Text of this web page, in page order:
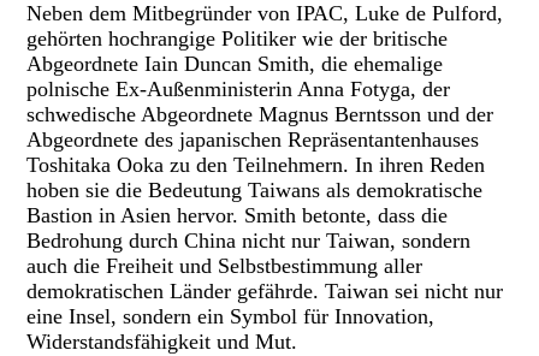
Neben dem Mitbegründer von IPAC, Luke de Pulford,
gehörten hochrangige Politiker wie der britische
Abgeordnete Iain Duncan Smith, die ehemalige
polnische Ex-Außenministerin Anna Fotyga, der
schwedische Abgeordnete Magnus Berntsson und der
Abgeordnete des japanischen Repräsentantenhauses
Toshitaka Ooka zu den Teilnehmern. In ihren Reden
hoben sie die Bedeutung Taiwans als demokratische
Bastion in Asien hervor. Smith betonte, dass die
Bedrohung durch China nicht nur Taiwan, sondern
auch die Freiheit und Selbstbestimmung aller
demokratischen Länder gefährde. Taiwan sei nicht nur
eine Insel, sondern ein Symbol für Innovation,
Widerstandsfähigkeit und Mut.